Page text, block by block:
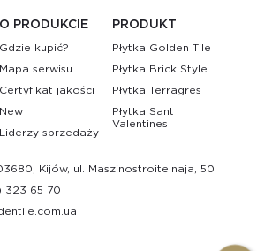
O PRODUKCIE
Gdzie kupić?
Mapa serwisu
Certyfikat jakości
New
Liderzy sprzedaży
PRODUKT
Płytka Golden Tile
Płytka Brick Style
Płytka Terragres
Płytka Sant
Valentines
Kijów, ul. Maszinostroitelnaja, 50
323 65 70